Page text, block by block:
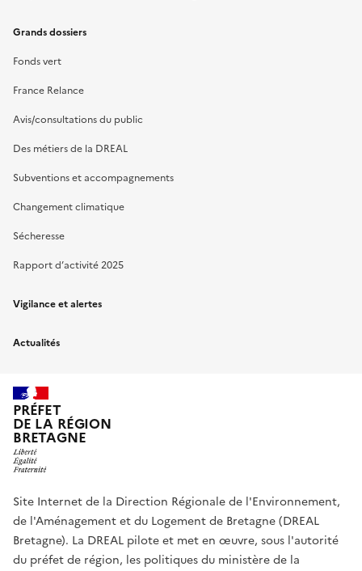
Grands dossiers
Fonds vert
France Relance
Avis/consultations du public
Des métiers de la DREAL
Subventions et accompagnements
Changement climatique
Sécheresse
Rapport d’activité 2025
Vigilance et alertes
Actualités
PRÉFET
DE LA RÉGION
BRETAGNE
Site Internet de la Direction Régionale de l'Environnement,
de l'Aménagement et du Logement de Bretagne (DREAL
Bretagne). La DREAL pilote et met en œuvre, sous l'autorité
du préfet de région, les politiques du ministère de la